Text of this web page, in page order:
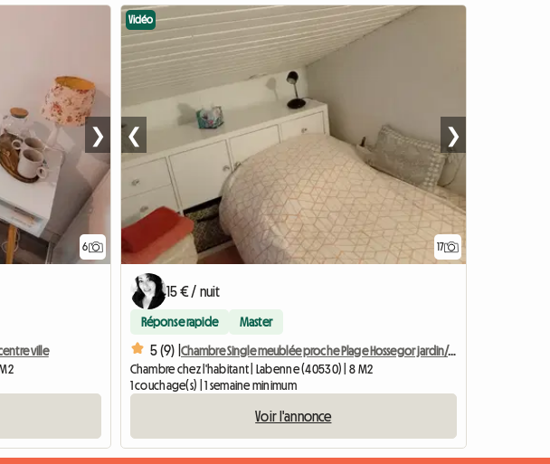
6
❯
ville
17
Vidéo
❮ ❯
15 € / nuit
Réponse rapide Master
5 (9) |
Chambre Single meublée proche Plage Hossegor jardin/piscine
Chambre chez l'habitant | Labenne (40530) | 8 M2
1 couchage(s) | 1 semaine minimum
Voir l'annonce